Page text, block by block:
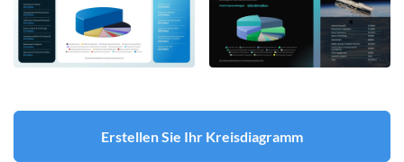
Erstellen Sie Ihr Kreisdiagramm